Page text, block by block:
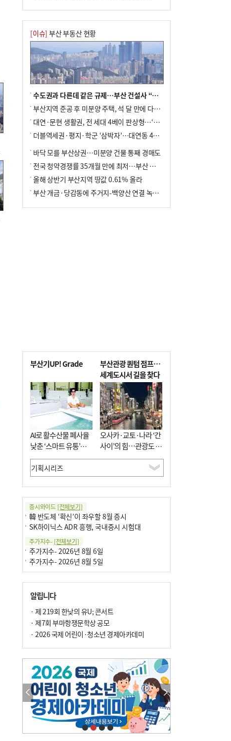
[이슈] 부산 부동산 현황
수도권과 다른데 같은 규제…부산 건설사 “쓰러지기 직전”
부산지역 준공 후 미분양 주택, 석 달 만에 다시 3000가구 넘어서
대연·문현 생활권, 전 세대 4베이 판상형…‘더샵 트리센트’ 내달 분양
더블역세권·평지·학군 ‘삼박자’…대연동 42층 브랜드 단지
바닥 모를 부산상권…미분양 건물 통째 경매도
전국 청약경쟁률 35개월 만에 최저…부산 미분양 ‘적체’ 심화
올해 상반기 부산지역 땅값 0.61% 올라
부산 개금·당감동에 주거지-백양산 연결 녹지 조성
부산기UP! Grade
AI로 활수산물 폐사율
낮춘 ‘스마트 유통’…
사막·산악지대 수출
도전
부산관광 퀀텀 점프…
세계도시서 길을 찾다
오사카·교토·나라 ‘간
사이’의 힘…관광도 뭉
쳐야 흥한다
증시와이드 [전체보기]
韓 반도체 ‘확신’이 좌우할 8월 증시
SK하이닉스 ADR 흥행, 국내증시 시험대
주가지수- [전체보기]
주가지수- 2026년 8월 6일
주가지수- 2026년 8월 5일
알립니다
· 제 219회 한낮의 유U; 콘서트
· 제7회 부마항쟁문학상 공모
· 2026 국제 어린이·청소년 경제아카데미